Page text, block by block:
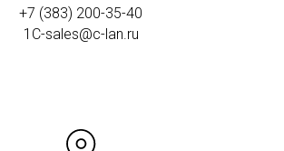
+7 (383) 200-35-40
1C-sales@c-lan.ru